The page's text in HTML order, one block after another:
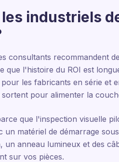
les industriels
consultants recommandent
que l'histoire du ROI est
les fabricants en série et
sortent pour alimenter la
que l'inspection visuelle
un matériel de démarrage
un anneau lumineux et des
sur vos pièces.